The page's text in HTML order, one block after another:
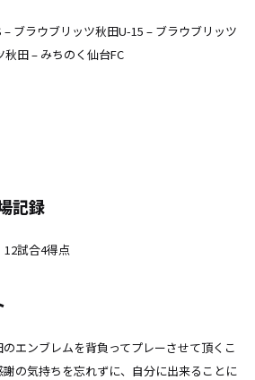
ブラウブリッツ秋田U-15 – ブラウブリッツ
田 – みちのく仙台FC
記録
試合4得点
エンブレムを背負ってプレーさせて頂くこ
の気持ちを忘れずに、自分に出来ることに